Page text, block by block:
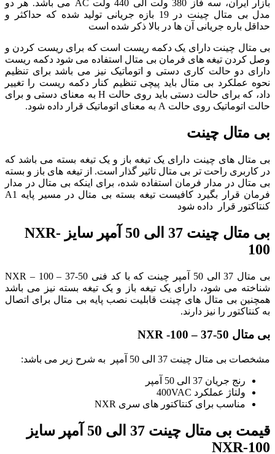
بازار ایران، سه فاز 380 ولت الی 440 ولت AC می باشد. هر دو
مدل بی متال چینت در 19 بازه جریانی تولید شده که حداکثر و
حداقل باره جریانی آن ها در بالا ذکر شده است
بی متال چینت دارای یک دکمه ریست است که برای ریست کردن و
وصل کردن تیغه های فرمان بی متال استفاده می شود دکمه ریست
دارای دو حالت کاری دستی و اتوماتیک نیز می باشد برای تنظیم
نحوه عملکرد بی متال باید پیچی تنظیم کنار دکمه ریست را تغییر
داد، که برای حالت دستی باید روی حالت H به معنای دستی و برای
حالت اتوماتیک روی حالت A به معنای اتوماتیک قرار داده شود.
بی متال چینت
بی متال های چینت دارای یک تیغه باز و یک تیغه بسته می باشد که
در کاربری راحت تر بی متال تاثیر گذار است. از تیغه های باز و بسته
بی متال در مدار فرمان استفاده شده، برای اینکه بی متال در مدار
فرمان قرار بگیرد کافیست تیغه بسته بی متال در مسیر پایه A1
کنتاکتور قرار داده شود
بی متال چینت 37 الی 50 آمپر سایز NXR-
100
بی متال 37 الی 50 آمپر چینت که با کد فنی NXR – 100 – 37-50
شناخته می شود، دارای یک تیغه باز و یک تیغه بسته نیز می باشد
همچنین بی متال های چینت قابلیت نصب پایه بی متال برای اتصال
به کنتاکتور را نیز دارند.
بی متال NXR -100 – 37-50
مشخصات بی متال چینت 37 الی 50 آمپر به شرح زیر می باشد:
رنج جریان 37 الی 50 آمپر
ولتاژ عملکرد 400VAC
مناسب برای کنتاکتور های سری NXR
قیمت بی متال چینت 37 الی 50 آمپر سایز
NXR-100